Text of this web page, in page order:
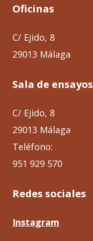
Oficinas
C/ Ejido, 8
29013 Málaga
Sala de ensayos
C/ Ejido, 8
29013 Málaga
Teléfono:
951 929 570
Redes sociales
Instagram